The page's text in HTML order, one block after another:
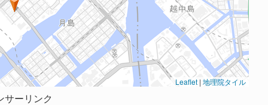
Leaflet | 地理院タイル
サーリンク